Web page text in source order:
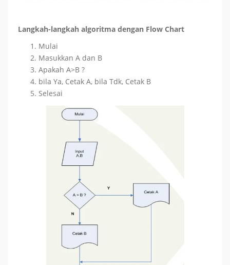
Langkah-langkah algoritma dengan Flow Chart
Mulai
Masukkan A dan B
Apakah A>B ?
bila Ya, Cetak A, bila Tdk, Cetak B
Selesai